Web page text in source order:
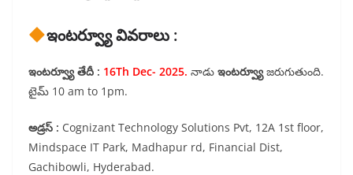
ఇంటర్వ్యూ వివరాలు :
ఇంటర్వ్యూ తేదీ : 16Th Dec- 2025. నాడు ఇంటర్వ్యూ జరుగుతుంది.
టైమ్ 10 am to 1pm.
అడ్రస్ : Cognizant Technology Solutions Pvt, 12A 1st floor,
Mindspace IT Park, Madhapur rd, Financial Dist,
Gachibowli, Hyderabad.